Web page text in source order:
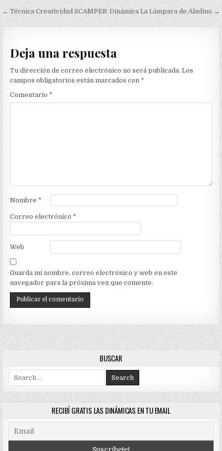
Navegación
de
entradas
← Técnica Creatividad SCAMPER Dinámica La Lámpara de Aladino →
Deja una respuesta
Tu dirección de correo electrónico no será publicada. Los
campos obligatorios están marcados con *
Comentario *
Nombre *
Correo electrónico *
Web
Guarda mi nombre, correo electrónico y web en este
navegador para la próxima vez que comente.
BUSCAR
for:
RECIBÍ GRATIS LAS DINÁMICAS EN TU EMAIL